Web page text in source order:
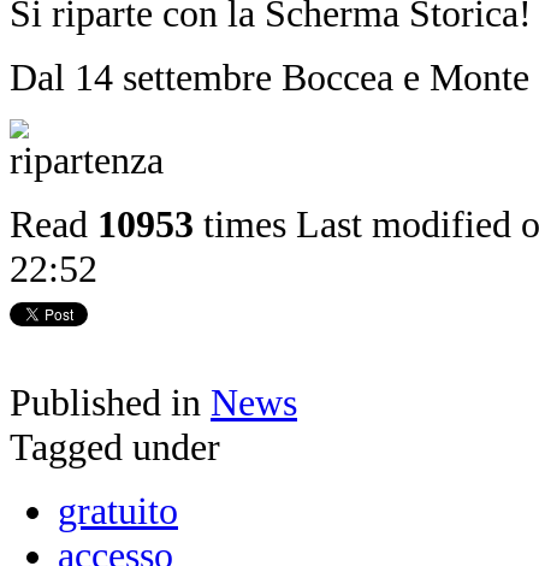
Si riparte con la Scherma
Dal 14 settembre Boccea e
Read 10953 times Last modified
22:52
Published in News
Tagged under
gratuito
accesso